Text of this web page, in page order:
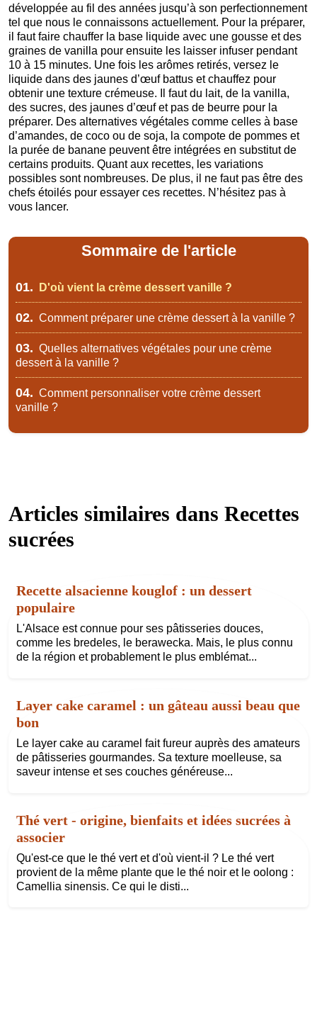
développée au fil des années jusqu’à son perfectionnement
tel que nous le connaissons actuellement. Pour la préparer,
il faut faire chauffer la base liquide avec une gousse et des
graines de vanilla pour ensuite les laisser infuser pendant
10 à 15 minutes. Une fois les arômes retirés, versez le
liquide dans des jaunes d’œuf battus et chauffez pour
obtenir une texture crémeuse. Il faut du lait, de la vanilla,
des sucres, des jaunes d’œuf et pas de beurre pour la
préparer. Des alternatives végétales comme celles à base
d’amandes, de coco ou de soja, la compote de pommes et
la purée de banane peuvent être intégrées en substitut de
certains produits. Quant aux recettes, les variations
possibles sont nombreuses. De plus, il ne faut pas être des
chefs étoilés pour essayer ces recettes. N’hésitez pas à
vous lancer.
Sommaire de l'article
01. D'où vient la crème dessert vanille ?
02. Comment préparer une crème dessert à la vanille ?
03. Quelles alternatives végétales pour une crème
dessert à la vanille ?
04. Comment personnaliser votre crème dessert
vanille ?
Articles similaires dans Recettes
sucrées
Recette alsacienne kouglof : un dessert
populaire
L'Alsace est connue pour ses pâtisseries douces,
comme les bredeles, le berawecka. Mais, le plus connu
de la région et probablement le plus emblémat...
Layer cake caramel : un gâteau aussi beau que
bon
Le layer cake au caramel fait fureur auprès des amateurs
de pâtisseries gourmandes. Sa texture moelleuse, sa
saveur intense et ses couches généreuse...
Thé vert - origine, bienfaits et idées sucrées à
associer
Qu'est-ce que le thé vert et d'où vient-il ? Le thé vert
provient de la même plante que le thé noir et le oolong :
Camellia sinensis. Ce qui le disti...